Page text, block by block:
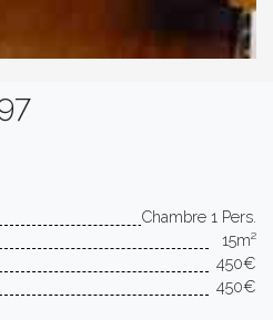
Chambre 1 Pers.
15m²
450€
450€